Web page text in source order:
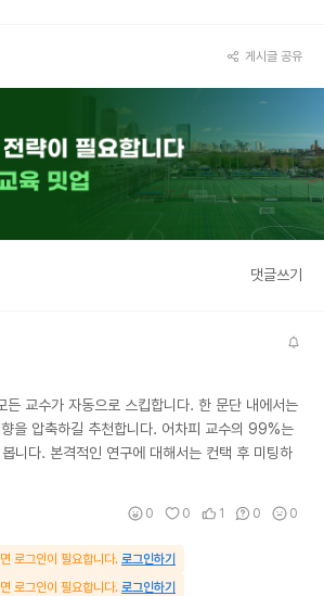
게시글 공유
댓글쓰기
든 교수가 자동으로 스킵합니다. 한 문단 내에서는
을 압축하길 추천합니다. 어차피 교수의 99%는
니다. 본격적인 연구에 대해서는 컨택 후 미팅하
0 0 1 0 0
로그인이 필요합니다. 로그인하기
로그인이 필요합니다. 로그인하기